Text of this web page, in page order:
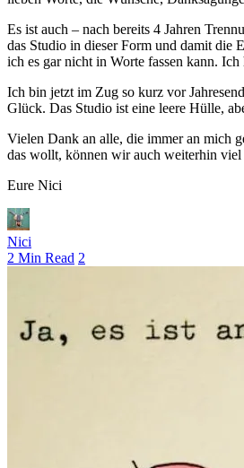
Es ist auch – nach bereits 4 Jahren
das Studio in dieser Form und damit die
ich es gar nicht in Worte fassen kann.
Ich bin jetzt im Zug so kurz vor
Glück. Das Studio ist eine leere Hülle,
Vielen Dank an alle, die immer an mich
das wollt, können wir auch weiterhin viel
Eure Nici
Nici
2 Min Read 2